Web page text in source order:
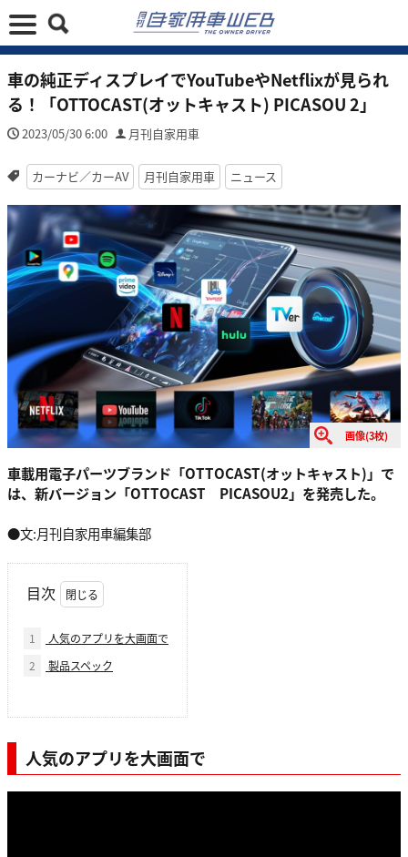
車の純正ディスプレイでYouTubeやNetflixが見られ
る！「OTTOCAST(オットキャスト) PICASOU 2」
2023/05/30 6:00 月刊自家用車
カーナビ／カーAV 月刊自家用車 ニュース
画像(3枚)
車載用電子パーツブランド「OTTOCAST(オットキャスト)」で
は、新バージョン「OTTOCAST PICASOU2」を発売した。
●文:月刊自家用車編集部
目次
1
人気のアプリを大画面で
2
製品スペック
人気のアプリを大画面で